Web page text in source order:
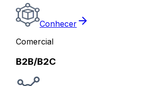
Conhecer
Comercial
B2B/B2C